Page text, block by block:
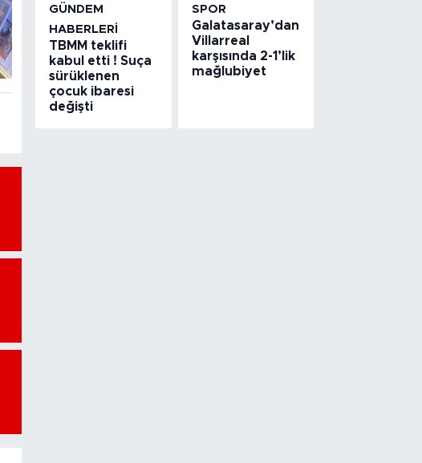
GÜNDEM
HABERLERI
TBMM teklifi
kabul etti ! Suça
sürüklenen
çocuk ibaresi
değişti
SPOR
Galatasaray’dan
Villarreal
karşısında 2-1’lik
mağlubiyet